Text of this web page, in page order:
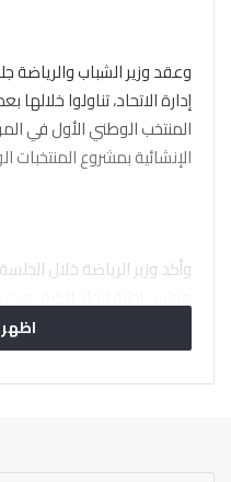
وعقد وزير الشباب
إدارة الاتحاد، تناولوا
المنتخب الوطني الأول في
الإنشائية بمشروع
وأكد وزير الرياضة خلال
مجلس إدارة اتحاد الكرة ،